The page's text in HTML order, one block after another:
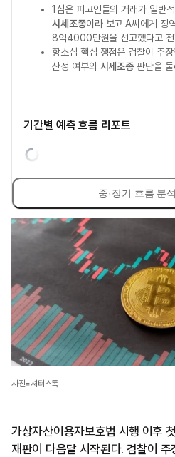
1심은 피고인들의 거래가 일반
시세조종이라 보고 A씨에게 징
8억4000만원을 선고했다고
항소심 핵심 쟁점은 검찰이 주
산정 여부와 시세조종 판단을
기간별 예측 흐름 리포트
중·장기 흐름 분
사진=셔터스톡
가상자산이용자보호법 시행 이후
재판이 다음달 시작된다. 검찰이